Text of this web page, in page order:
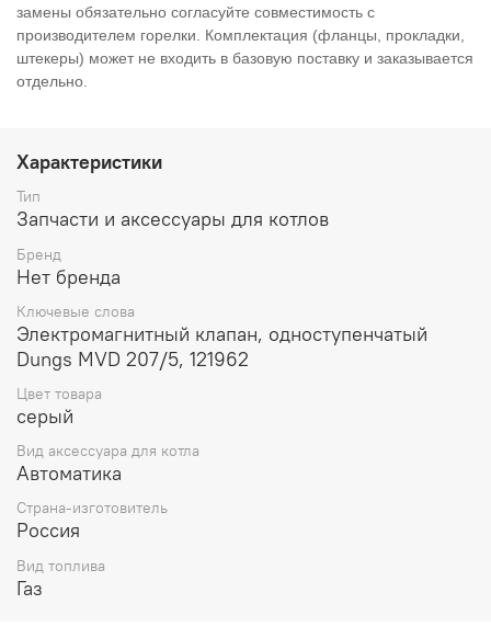
замены обязательно согласуйте совместимость с
производителем горелки. Комплектация (фланцы, прокладки,
штекеры) может не входить в базовую поставку и заказывается
отдельно.
Характеристики
Тип
Запчасти и аксессуары для котлов
Бренд
Нет бренда
Ключевые слова
Электромагнитный клапан, одноступенчатый
Dungs MVD 207/5, 121962
Цвет товара
серый
Вид аксессуара для котла
Автоматика
Страна-изготовитель
Россия
Вид топлива
Газ